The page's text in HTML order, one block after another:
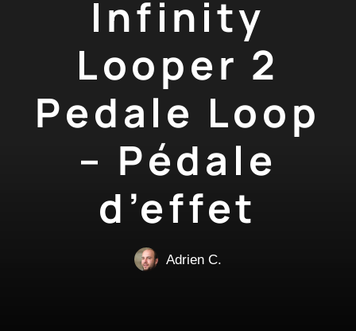
Infinity
Looper 2
Pedale Loop
– Pédale
d’effet
Adrien C.